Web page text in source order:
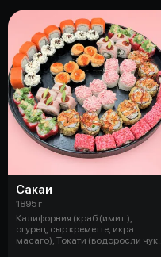
Сакаи
1895 г
Калифорния (краб (имит.),
огурец, сыр креметте, икра
масаго), Токати (водоросли чука,